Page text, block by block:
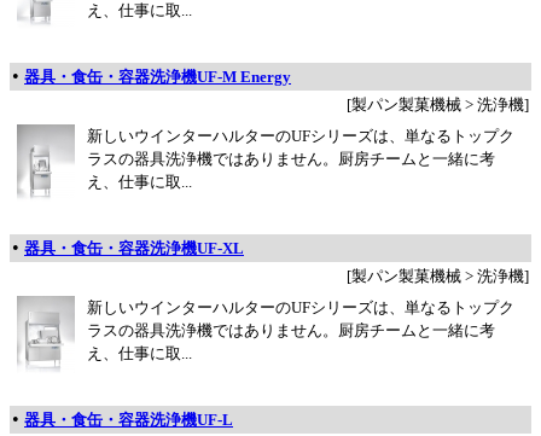
え、仕事に取...
• 器具・食缶・容器洗浄機UF-M Energy
[製パン製菓機械 > 洗浄機]
新しいウインターハルターのUFシリーズは、単なるトップク
ラスの器具洗浄機ではありません。厨房チームと一緒に考
え、仕事に取...
• 器具・食缶・容器洗浄機UF-XL
[製パン製菓機械 > 洗浄機]
新しいウインターハルターのUFシリーズは、単なるトップク
ラスの器具洗浄機ではありません。厨房チームと一緒に考
え、仕事に取...
• 器具・食缶・容器洗浄機UF-L